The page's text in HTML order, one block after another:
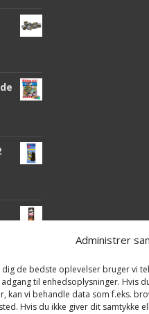
Administrer
dig de bedste oplevelser bruger vi
til enhedsoplysninger. Hvis
kan vi behandle data som f.eks.
Hvis du ikke giver dit samtykke